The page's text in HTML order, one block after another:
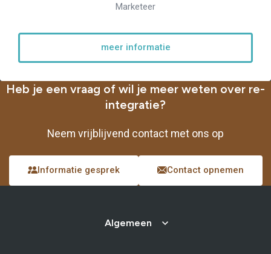
Marketeer
meer informatie
Heb je een vraag of wil je meer weten over re-
integratie?
Neem vrijblijvend contact met ons op
Informatie gesprek Contact opnemen
Algemeen